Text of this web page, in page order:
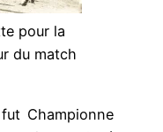
pour la
du match
fut Championne